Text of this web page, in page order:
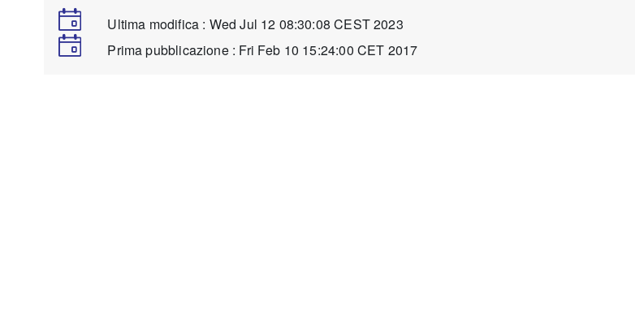
Ultima modifica : Wed Jul 12 08:30:08 CEST 2023
Prima pubblicazione : Fri Feb 10 15:24:00 CET 2017